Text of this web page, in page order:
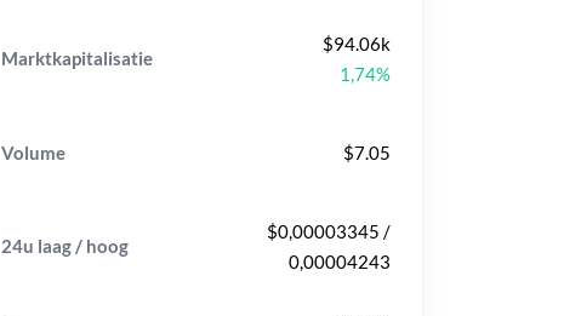
Marktkapitalisatie
$94.06k
1,74%
Volume $7.05
24u laag / hoog
$0,00003345 /
0,00004243